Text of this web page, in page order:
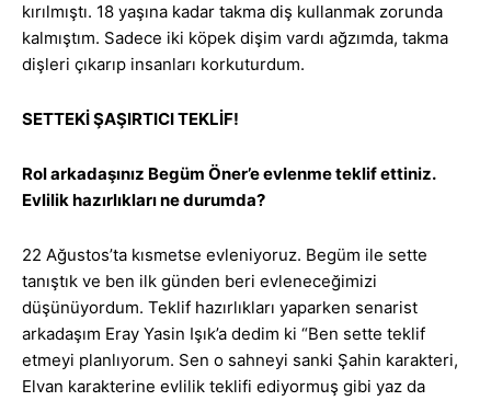
kırılmıştı. 18 yaşına kadar takma diş kullanmak zorunda
kalmıştım. Sadece iki köpek dişim vardı ağzımda, takma
dişleri çıkarıp insanları korkuturdum.
SETTEKİ ŞAŞIRTICI TEKLİF!
Rol arkadaşınız Begüm Öner’e evlenme teklif ettiniz.
Evlilik hazırlıkları ne durumda?
22 Ağustos’ta kısmetse evleniyoruz. Begüm ile sette
tanıştık ve ben ilk günden beri evleneceğimizi
düşünüyordum. Teklif hazırlıkları yaparken senarist
arkadaşım Eray Yasin Işık’a dedim ki “Ben sette teklif
etmeyi planlıyorum. Sen o sahneyi sanki Şahin karakteri,
Elvan karakterine evlilik teklifi ediyormuş gibi yaz da